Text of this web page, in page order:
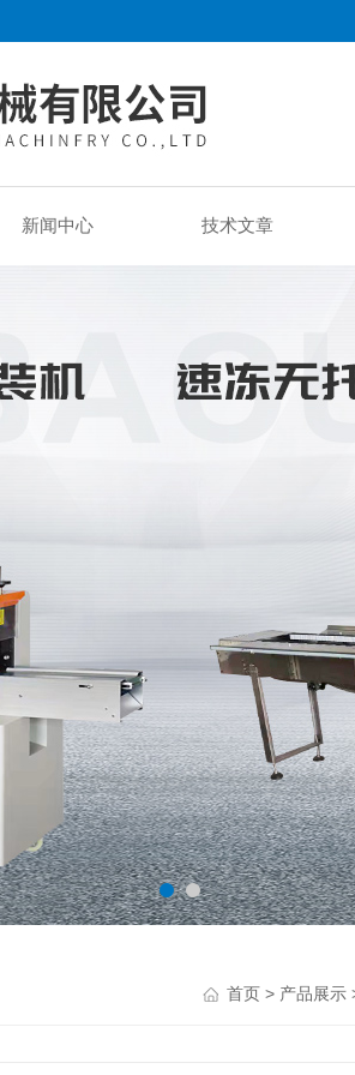
新闻中心 技术文章
首页 > 产品展示